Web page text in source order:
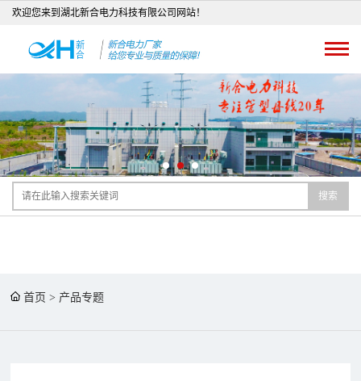
欢迎您来到湖北新合电力科技有限公司网站！
搜索
首页 > 产品专题